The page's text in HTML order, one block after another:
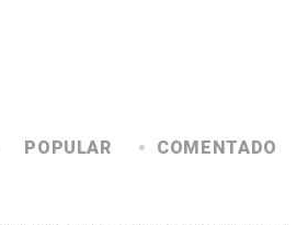
POPULAR COMENTADO